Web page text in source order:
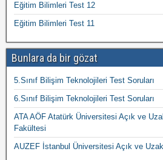
Eğitim Bilimleri Test 12
Eğitim Bilimleri Test 11
Bunlara da bir gözat
5.Sınıf Bilişim Teknolojileri Test Soruları
6.Sınıf Bilişim Teknolojileri Test Soruları
ATA AÖF Atatürk Üniversitesi Açık ve
Fakültesi
AUZEF İstanbul Üniversitesi Açık ve